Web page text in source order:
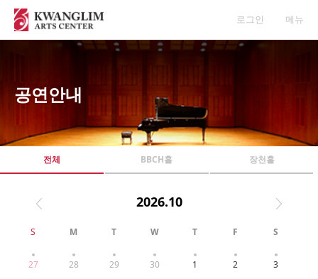
로그인 메뉴
공연안내
전체 BBCH홀 장천홀
2026.10
S M T W T F S
27 28 29 30 1 2 3